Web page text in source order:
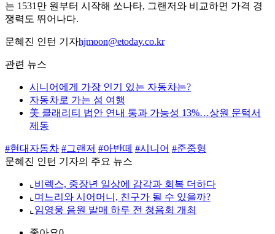
는 1531만 원부터 시작해 쏘나타, 그랜저와 비교하면 가격 경
쟁력도 뛰어나다.
문혜진 인턴 기자hjmoon@etoday.co.kr
관련 뉴스
시니어에게 가장 인기 있는 자동차는?
자동차로 가는 섬 여행
美 클래리티 법안 연내 통과 가능성 13%…상원 문턱서
제동
#현대자동차 #그랜저 #아반떼 #시니어 #준중형
문혜진 인턴 기자의 주요 뉴스
⌞ 비렉스, 중장년 일상에 감각과 회복 더하다
⌞ 며느리와 시어머니, 친구가 될 수 있을까?
⌞ 임영웅 음원 발매 하루 전 청음회 개최